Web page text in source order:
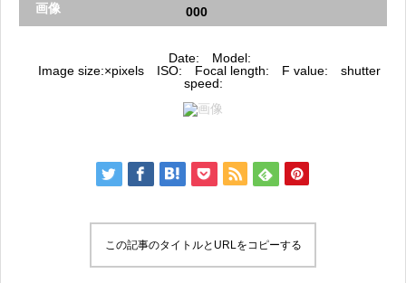
画像 000
Date: Model:
Image size:×pixels ISO: Focal length: F value: shutter
speed:
この記事のタイトルとURLをコピーする